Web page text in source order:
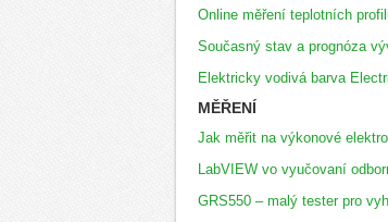
Online měření teplotních
Současný stav a prognóza
Elektricky vodivá barva
MĚŘENÍ
Jak měřit na výkonové
LabVIEW vo vyučovaní
GRS550 – malý tester pro